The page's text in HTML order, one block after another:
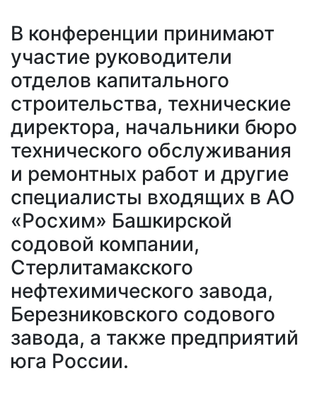
В конференции принимают
участие руководители
отделов капитального
строительства, технические
директора, начальники бюро
технического обслуживания
и ремонтных работ и другие
специалисты входящих в АО
«Росхим» Башкирской
содовой компании,
Стерлитамакского
нефтехимического завода,
Березниковского содового
завода, а также предприятий
юга России.